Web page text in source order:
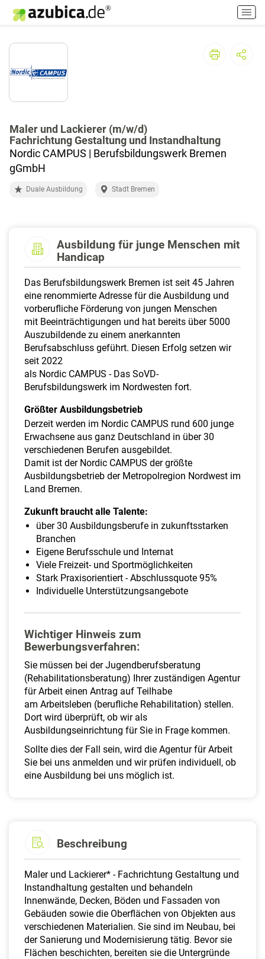
H
a
p
c
a
Maler und Lackierer (m/w/d)
Fachrichtung Gestaltung und Instandhaltung
Nordic CAMPUS | Berufsbildungswerk Bremen
gGmbH
Duale Ausbildung Stadt Bremen
Ausbildung für junge Menschen mit
Handicap
Das Berufsbildungswerk Bremen ist seit 45 Jahren
eine renommierte Adresse für die Ausbildung und
vorberufliche Förderung von jungen Menschen
mit Beeinträchtigungen und hat bereits über 5000
Auszubildende zu einem anerkannten
Berufsabschluss geführt. Diesen Erfolg setzen wir
seit 2022
als Nordic CAMPUS - Das SoVD-
Berufsbildungswerk im Nordwesten fort.
Größter Ausbildungsbetrieb
Derzeit werden im Nordic CAMPUS rund 600 junge
Erwachsene aus ganz Deutschland in über 30
verschiedenen Berufen ausgebildet.
Damit ist der Nordic CAMPUS der größte
Ausbildungsbetrieb der Metropolregion Nordwest im
Land Bremen.
Zukunft braucht alle Talente:
über 30 Ausbildungsberufe in zukunftsstarken
Branchen
Eigene Berufsschule und Internat
Viele Freizeit- und Sportmöglichkeiten
Stark Praxisorientiert - Abschlussquote 95%
Individuelle Unterstützungsangebote
Wichtiger Hinweis zum
Bewerbungsverfahren:
Sie müssen bei der Jugendberufsberatung
(Rehabilitationsberatung) Ihrer zuständigen Agentur
für Arbeit einen Antrag auf Teilhabe
am Arbeitsleben (berufliche Rehabilitation) stellen.
Dort wird überprüft, ob wir als
Ausbildungseinrichtung für Sie in Frage kommen.
Sollte dies der Fall sein, wird die Agentur für Arbeit
Sie bei uns anmelden und wir prüfen individuell, ob
eine Ausbildung bei uns möglich ist.
Beschreibung
Maler und Lackierer* - Fachrichtung Gestaltung und
Instandhaltung gestalten und behandeln
Innenwände, Decken, Böden und Fassaden von
Gebäuden sowie die Oberflächen von Objekten aus
verschiedenen Materialien. Sie sind im Neubau, bei
der Sanierung und Modernisierung tätig. Bevor sie
Flächen beschichten, bereiten sie die Untergründe